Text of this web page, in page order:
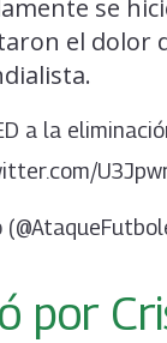
se
el dolor
a la
por